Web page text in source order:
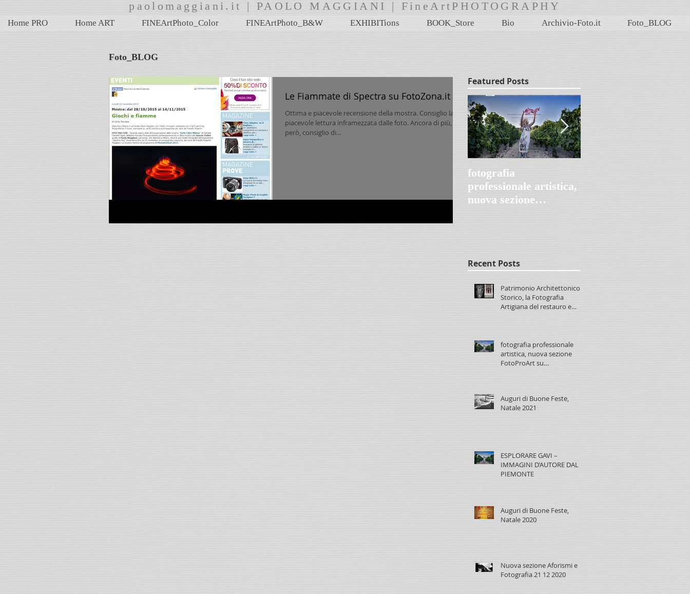
paolomaggiani.it | PAOLO MAGGIANI | FineArtPHOTOGRAPHY
Home PRO Home ART FINEArtPhoto_Color FINEArtPhoto_B&W EXHIBITions BOOK_Store Bio Archivio-Foto.it Foto_BLOG
Foto_BLOG
Le Fiammate di Spectra su FotoZona.it
Ottima e piacevole recensione della mostra. Consiglio la
piacevole lettura inframezzata dalle foto. Ancora di più,
però, consiglio di...
Featured Posts
fotografia
professionale artistica,
nuova sezione
Recent Posts
Patrimonio Architettonico
Storico, la Fotografia
Artigiana del restauro e
fotografia professionale
artistica, nuova sezione
FotoProArt su
Auguri di Buone Feste,
Natale 2021
ESPLORARE GAVI –
IMMAGINI D’AUTORE DAL
PIEMONTE
Auguri di Buone Feste,
Natale 2020
Nuova sezione Aforismi e
Fotografia 21 12 2020